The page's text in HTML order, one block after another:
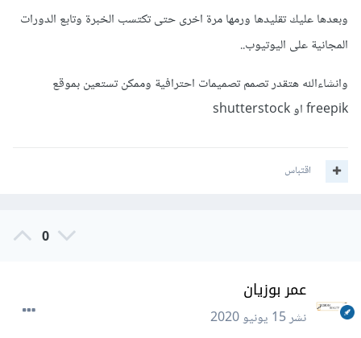
وبعدها عليك تقليدها ورمها مرة اخرى حتى تكتسب الخبرة وتابع الدورات
المجانية على اليوتيوب..
وانشاءالله هتقدر تصمم تصميمات احترافية وممكن تستعين بموقع
freepik او shutterstock
اقتباس
0
عمر بوزيان
نشر15 يونيو 2020